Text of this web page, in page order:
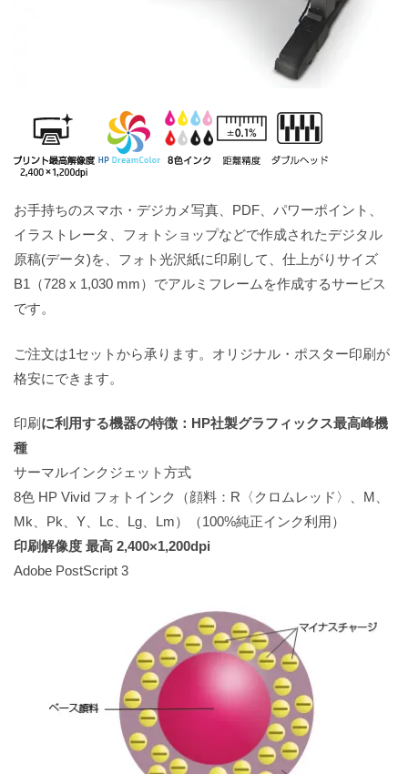
お手持ちのスマホ・デジカメ写真、PDF、パワーポイント、
イラストレータ、フォトショップなどで作成されたデジタル
原稿(データ)を、フォト光沢紙に印刷して、仕上がりサイズ
B1（728 x 1,030 mm）でアルミフレームを作成するサービス
です。
ご注文は1セットから承ります。オリジナル・ポスター印刷が
格安にできます。
印刷 に利用する機器の特徴：HP社製グラフィックス最高峰機
種
サーマルインクジェット方式
8色 HP Vivid フォトインク（顔料：R〈クロムレッド〉、M、
Mk、Pk、Y、Lc、Lg、Lm）（100%純正インク利用）
印刷解像度 最高 2,400×1,200dpi
Adobe PostScript 3